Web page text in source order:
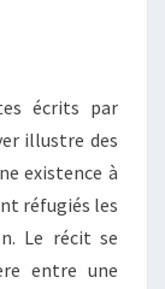
écrits par
illustre des
existence à
réfugiés les
Le récit se
entre une